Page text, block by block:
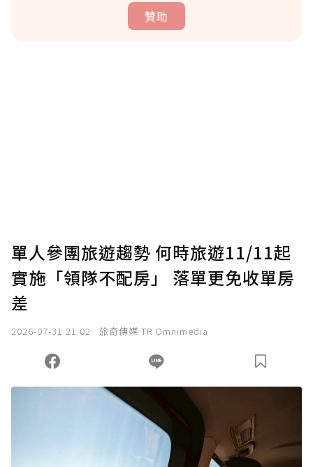
贊助
確認送出
您當前剩餘 U 利點數：0點；前往 購買點數
單人參團旅遊趨勢 何時旅遊11/11起
實施「領隊不配房」 落單更免收單房
差
2026-07-31 21:02 旅奇傳媒 TR Omnimedia